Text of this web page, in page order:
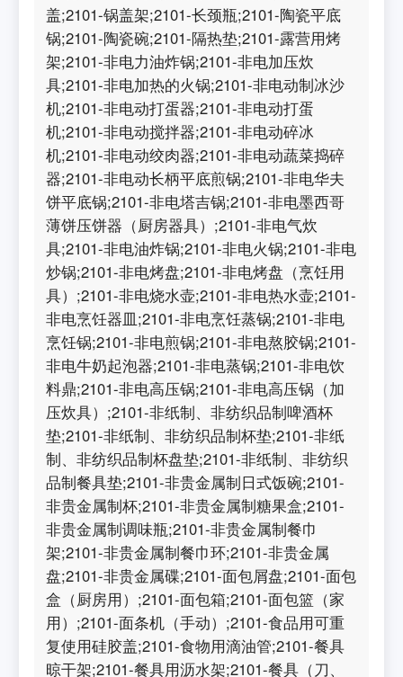
盖;2101-锅盖架;2101-长颈瓶;2101-陶瓷平底
锅;2101-陶瓷碗;2101-隔热垫;2101-露营用烤
架;2101-非电力油炸锅;2101-非电加压炊
具;2101-非电加热的火锅;2101-非电动制冰沙
机;2101-非电动打蛋器;2101-非电动打蛋
机;2101-非电动搅拌器;2101-非电动碎冰
机;2101-非电动绞肉器;2101-非电动蔬菜捣碎
器;2101-非电动长柄平底煎锅;2101-非电华夫
饼平底锅;2101-非电塔吉锅;2101-非电墨西哥
薄饼压饼器（厨房器具）;2101-非电气炊
具;2101-非电油炸锅;2101-非电火锅;2101-非电
炒锅;2101-非电烤盘;2101-非电烤盘（烹饪用
具）;2101-非电烧水壶;2101-非电热水壶;2101-
非电烹饪器皿;2101-非电烹饪蒸锅;2101-非电
烹饪锅;2101-非电煎锅;2101-非电熬胶锅;2101-
非电牛奶起泡器;2101-非电蒸锅;2101-非电饮
料鼎;2101-非电高压锅;2101-非电高压锅（加
压炊具）;2101-非纸制、非纺织品制啤酒杯
垫;2101-非纸制、非纺织品制杯垫;2101-非纸
制、非纺织品制杯盘垫;2101-非纸制、非纺织
品制餐具垫;2101-非贵金属制日式饭碗;2101-
非贵金属制杯;2101-非贵金属制糖果盒;2101-
非贵金属制调味瓶;2101-非贵金属制餐巾
架;2101-非贵金属制餐巾环;2101-非贵金属
盘;2101-非贵金属碟;2101-面包屑盘;2101-面包
盒（厨房用）;2101-面包箱;2101-面包篮（家
用）;2101-面条机（手动）;2101-食品用可重
复使用硅胶盖;2101-食物用滴油管;2101-餐具
晾干架;2101-餐具用沥水架;2101-餐具（刀、